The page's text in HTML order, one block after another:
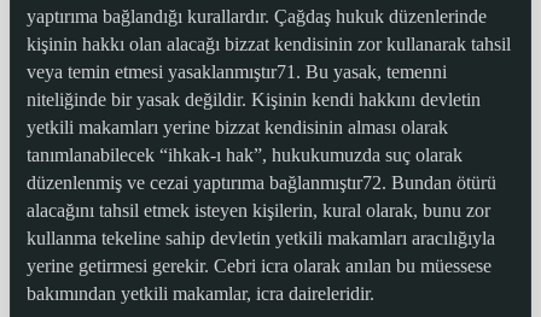
yaptırıma bağlandığı kurallardır. Çağdaş hukuk düzenlerinde
kişinin hakkı olan alacağı bizzat kendisinin zor kullanarak tahsil
veya temin etmesi yasaklanmıştır71. Bu yasak, temenni
niteliğinde bir yasak değildir. Kişinin kendi hakkını devletin
yetkili makamları yerine bizzat kendisinin alması olarak
tanımlanabilecek “ihkak-ı hak”, hukukumuzda suç olarak
düzenlenmiş ve cezai yaptırıma bağlanmıştır72. Bundan ötürü
alacağını tahsil etmek isteyen kişilerin, kural olarak, bunu zor
kullanma tekeline sahip devletin yetkili makamları aracılığıyla
yerine getirmesi gerekir. Cebri icra olarak anılan bu müessese
bakımından yetkili makamlar, icra daireleridir.